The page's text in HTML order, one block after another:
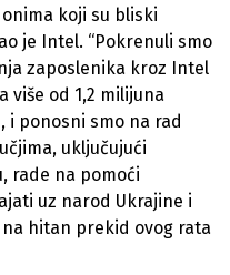
koji su bliski
je Intel. “Pokrenuli smo
zaposlenika kroz Intel
više od 1,2 milijuna
i ponosni smo na rad
uključujući
rade na pomoći
uz narod Ukrajine i
hitan prekid ovog rata